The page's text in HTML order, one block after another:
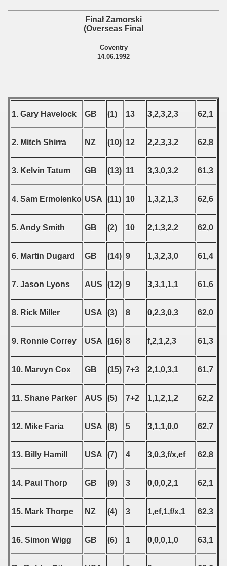
Finał Zamorski
(Overseas Final
Coventry
14.06.1992
1. Gary Havelock GB (1) 13 3,2,3,2,3 62,1
2. Mitch Shirra NZ (10) 12 2,2,3,3,2 62,8
3. Kelvin Tatum GB (13) 11 3,3,0,3,2 61,3
4. Sam Ermolenko USA (11) 10 1,3,2,1,3 62,6
5. Andy Smith GB (2) 10 2,1,3,2,2 62,0
6. Martin Dugard GB (14) 9 1,3,2,3,0 61,4
7. Jason Lyons AUS (12) 9 3,3,1,1,1 61,6
8. Rick Miller USA (3) 8 0,2,3,0,3 62,0
9. Ronnie Correy USA (16) 8 f,2,1,2,3 61,3
10. Marvyn Cox GB (15) 7+3 2,1,0,3,1 61,7
11. Shane Parker AUS (5) 7+2 1,1,2,1,2 62,2
12. Mike Faria USA (8) 5 3,1,1,0,0 62,7
13. Billy Hamill USA (7) 4 3,0,3,f/x,ef 62,8
14. Paul Thorp GB (9) 3 0,0,0,2,1 62,1
15. Mark Thorpe NZ (4) 3 1,ef,1,f/x,1 62,3
16. Simon Wigg GB (6) 1 0,0,0,1,0 63,1
- 1996
- 1997
- 1999
- 2000
- 2002
- 2003
- 2004
- 2006
- 2007
- 2008
- 2010
- 2012
- 2014
- 2016